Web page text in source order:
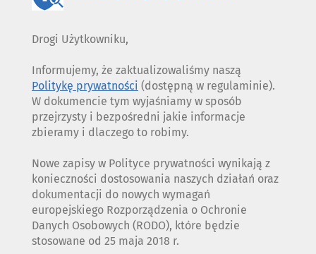
Drogi Użytkowniku,
Informujemy, że zaktualizowaliśmy naszą
Politykę prywatności (dostępną w regulaminie).
W dokumencie tym wyjaśniamy w sposób
przejrzysty i bezpośredni jakie informacje
zbieramy i dlaczego to robimy.
Nowe zapisy w Polityce prywatności wynikają z
konieczności dostosowania naszych działań oraz
dokumentacji do nowych wymagań
europejskiego Rozporządzenia o Ochronie
Danych Osobowych (RODO), które będzie
stosowane od 25 maja 2018 r.